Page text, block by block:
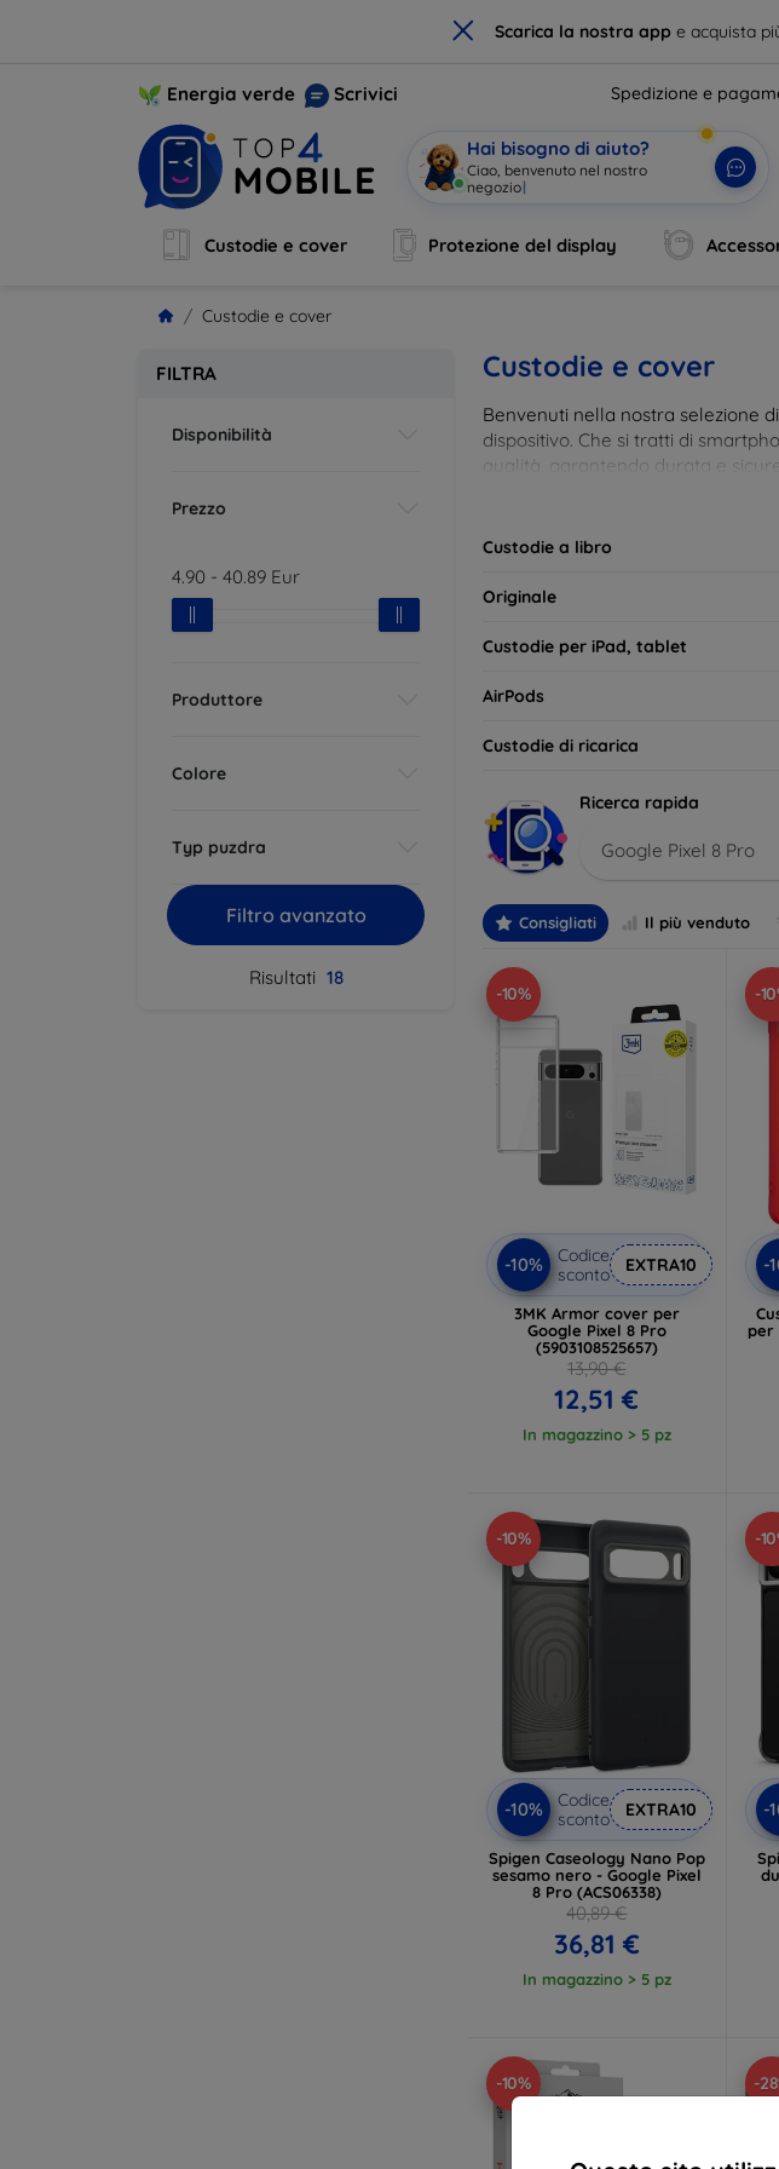
× Scarica la nostra appe acquista
Energia verde Scrivici Spedizione e
Hai bisogno di aiuto?
Ci|
Custodie e cover Protezione del display
Custodie e cover
FILTRA
Disponibilità
Prezzo
4.90 - 40.89 Eur
Produttore
Colore
Typ puzdra
Filtro avanzato
Risultati 18
Custodie e cover
Benvenuti nella nostra selezione
dispositivo. Che si tratti di
qualità, garantendo durata e
Custodie a libro
Originale
Custodie per iPad, tablet
AirPods
Custodie di ricarica
Ricerca rapida
Google Pixel 8 Pro
Consigliati Il più venduto
-10%
-10%
Codice
sconto
EXTRA10
3MK Armor cover per
Google Pixel 8 Pro
(5903108525657)
13,90 €
12,51 €
In magazzino > 5 pz
-
-
per
-10%
-10%
Codice
sconto
EXTRA10
Spigen Caseology Nano Pop
sesamo nero - Google Pixel
8 Pro (ACS06338)
40,89 €
36,81 €
In magazzino > 5 pz
-
-
-10% -